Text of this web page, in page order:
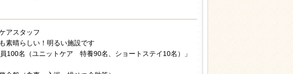
アスタッフ
素晴らしい！明るい施設です
100名（ユニットケア 特養90名、ショートステイ10名）」